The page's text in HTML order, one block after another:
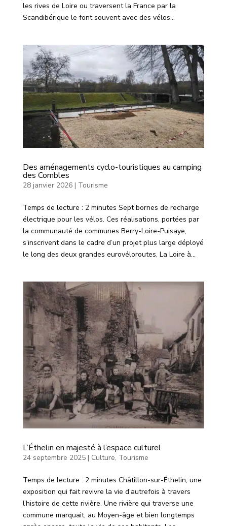
les rives de Loire ou traversent la France par la
Scandibérique le font souvent avec des vélos...
Des aménagements cyclo-touristiques au camping
des Combles
28 janvier 2026| Tourisme
Temps de lecture : 2 minutes Sept bornes de recharge
électrique pour les vélos. Ces réalisations, portées par
la communauté de communes Berry-Loire-Puisaye,
s’inscrivent dans le cadre d’un projet plus large déployé
le long des deux grandes eurovéloroutes, La Loire à...
L’Éthelin en majesté à l’espace culturel
24 septembre 2025| Culture, Tourisme
Temps de lecture : 2 minutes Châtillon-sur-Éthelin, une
exposition qui fait revivre la vie d’autrefois à travers
l’histoire de cette rivière. Une rivière qui traverse une
commune marquait, au Moyen-âge et bien longtemps